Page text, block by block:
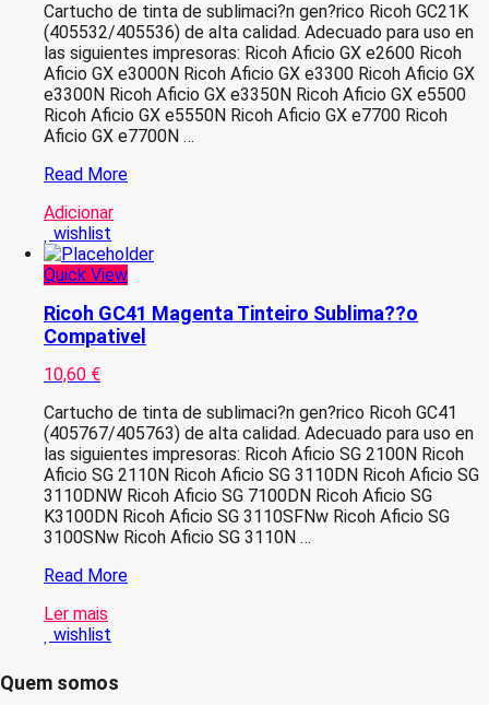
Cartucho de tinta de sublimaci?n gen?rico Ricoh GC21K
(405532/405536) de alta calidad. Adecuado para uso en
las siguientes impresoras: Ricoh Aficio GX e2600 Ricoh
Aficio GX e3000N Ricoh Aficio GX e3300 Ricoh Aficio GX
e3300N Ricoh Aficio GX e3350N Ricoh Aficio GX e5500
Ricoh Aficio GX e5550N Ricoh Aficio GX e7700 Ricoh
Aficio GX e7700N …
Ricoh
Preto
Tinteiro
Sublima??
o
Read More
Adicionar
wishlist
Quick View
Ricoh GC41 Magenta Tinteiro Sublima??o
Compativel
10,60 €
Cartucho de tinta de sublimaci?n gen?rico Ricoh GC41
(405767/405763) de alta calidad. Adecuado para uso en
las siguientes impresoras: Ricoh Aficio SG 2100N Ricoh
Aficio SG 2110N Ricoh Aficio SG 3110DN Ricoh Aficio SG
3110DNW Ricoh Aficio SG 7100DN Ricoh Aficio SG
K3100DN Ricoh Aficio SG 3110SFNw Ricoh Aficio SG
3100SNw Ricoh Aficio SG 3110N …
Ricoh
Magenta
Tinteiro
o
Read More
Ler mais
wishlist
Quem somos